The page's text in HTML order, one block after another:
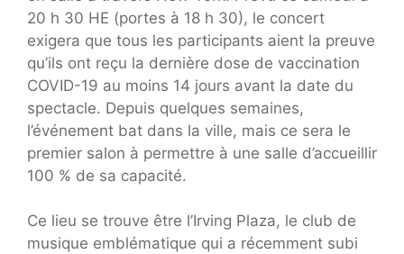
20 h 30 HE (portes à 18 h 30), le concert
exigera que tous les participants aient la preuve
qu’ils ont reçu la dernière dose de vaccination
COVID-19 au moins 14 jours avant la date du
spectacle. Depuis quelques semaines,
l’événement bat dans la ville, mais ce sera le
premier salon à permettre à une salle d’accueillir
100 % de sa capacité.
Ce lieu se trouve être l’Irving Plaza, le club de
musique emblématique qui a récemment subi